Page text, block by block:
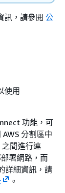
訊，請參閱 公
使用
功能，可
分割區中
間進行連
署網路，而
詳細資訊，請
。